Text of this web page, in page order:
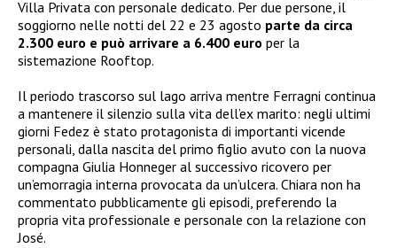
Villa Privata con personale dedicato. Per due persone, il
soggiorno nelle notti del 22 e 23 agosto parte da circa
2.300 euro e può arrivare a 6.400 euro per la
sistemazione Rooftop.
Il periodo trascorso sul lago arriva mentre Ferragni continua
a mantenere il silenzio sulla vita dell’ex marito: negli ultimi
giorni Fedez è stato protagonista di importanti vicende
personali, dalla nascita del primo figlio avuto con la nuova
compagna Giulia Honneger al successivo ricovero per
un’emorragia interna provocata da un’ulcera. Chiara non ha
commentato pubblicamente gli episodi, preferendo la
propria vita professionale e personale con la relazione con
José.